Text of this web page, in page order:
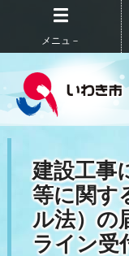
メニュ－
建設工事
等に関す
ル法）の
ライン受